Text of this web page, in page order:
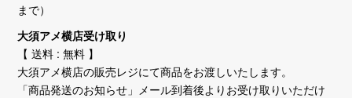
まで）
大須アメ横店受け取り
【 送料 : 無料 】
大須アメ横店の販売レジにて商品をお渡しいたします。
「商品発送のお知らせ」メール到着後よりお受け取りいただけ